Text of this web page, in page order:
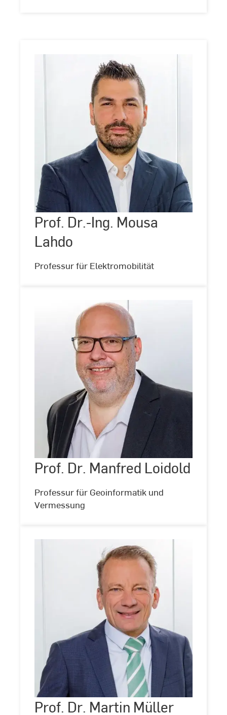
©
Andreas
Schlote
(www.andreasschlote.de)
Prof. Dr.-Ing. Mousa
Lahdo
Professur für Elektromobilität
Prof.
Dr.-
Ing.
Mousa
Lahdo
©
Andreas
Schlote
Prof. Dr. Manfred Loidold
Professur für Geoinformatik und
Vermessung
Prof.
Dr.
Manfred
Loidold
©
Andreas
Prof. Dr. Martin Müller
Prof.
Martin
Müller